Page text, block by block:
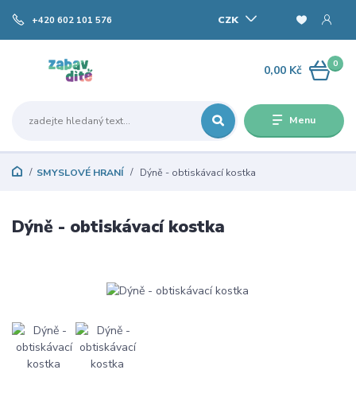
Menu
CZK
+420 602 101 576
0
0,00 Kč
SMYSLOVÉ HRANÍ Dýně - obtiskávací kostka
Dýně - obtiskávací kostka